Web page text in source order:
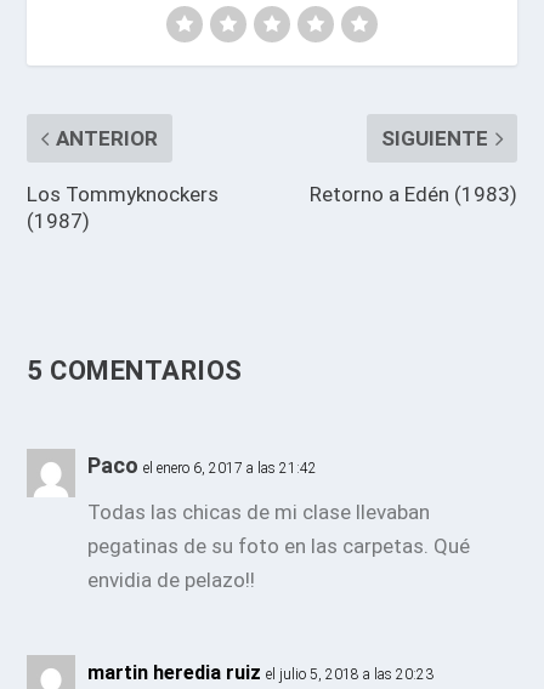
ANTERIOR
Los Tommyknockers
(1987)
SIGUIENTE
Retorno a Edén (1983)
5 COMENTARIOS
Paco el enero 6, 2017 a las 21:42
Todas las chicas de mi clase llevaban
pegatinas de su foto en las carpetas. Qué
envidia de pelazo!!
martin heredia ruiz el julio 5, 2018 a las 20:23